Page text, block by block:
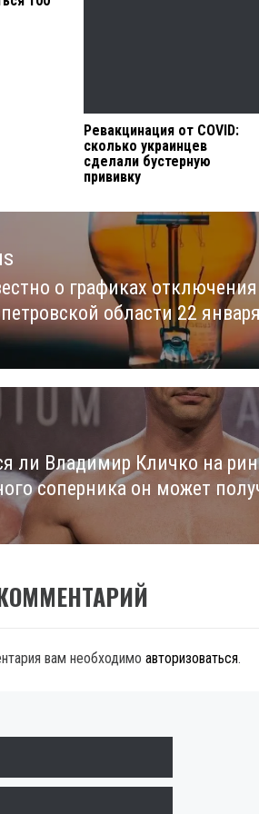
Ревакцинация от COVID:
сколько украинцев
сделали бустерную
прививку
о графиках
области 22 января
ли Владимир Кличко на
соперника он может
вам необходимо авторизоваться.